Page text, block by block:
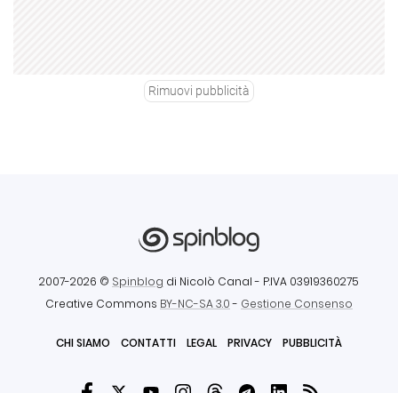
Rimuovi pubblicità
2007-2026 © Spinblog di Nicolò Canal - P.IVA 03919360275
Creative Commons BY-NC-SA 3.0- Gestione Consenso
CHI SIAMO CONTATTI LEGAL PRIVACY PUBBLICITÀ